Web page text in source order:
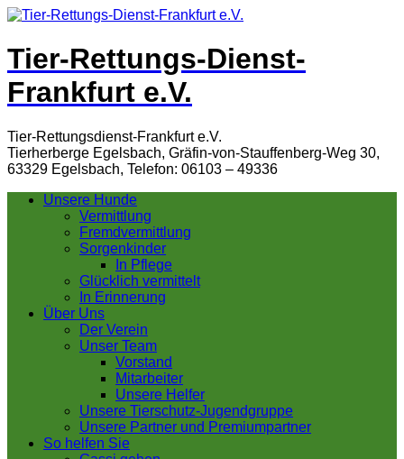
Tier-Rettungs-Dienst-
Frankfurt e.V.
Tier-Rettungsdienst-Frankfurt e.V.
Tierherberge Egelsbach, Gräfin-von-Stauffenberg-Weg 30,
63329 Egelsbach, Telefon: 06103 – 49336
Unsere Hunde
Vermittlung
Fremdvermittlung
Sorgenkinder
In Pflege
Glücklich vermittelt
In Erinnerung
Über Uns
Der Verein
Unser Team
Vorstand
Mitarbeiter
Unsere Helfer
Unsere Tierschutz-Jugendgruppe
Unsere Partner und Premiumpartner
So helfen Sie